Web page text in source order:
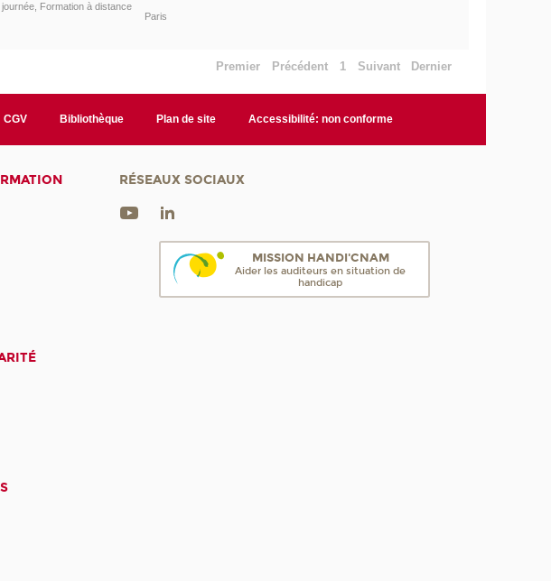
Formation à distance
Paris
Premier Précédent 1 Suivant Dernier
CGV Bibliothèque Plan de site Accessibilité: non conforme
RÉSEAUX SOCIAUX
MISSION HANDI'CNAM
Aider les auditeurs en situation de
handicap